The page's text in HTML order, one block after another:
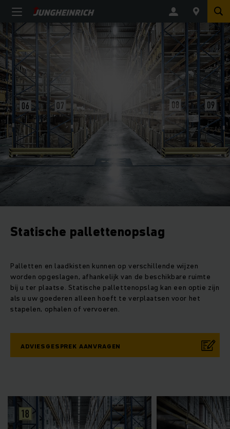
Statische pallettenopslag
Palletten en laadkisten kunnen op verschillende wijzen
worden opgeslagen, afhankelijk van de beschikbare ruimte
bij u ter plaatse. Statische pallettenopslag kan een optie zijn
als u uw goederen alleen hoeft te verplaatsen voor het
stapelen, ophalen of vervoeren.
ADVIESGESPREK AANVRAGEN